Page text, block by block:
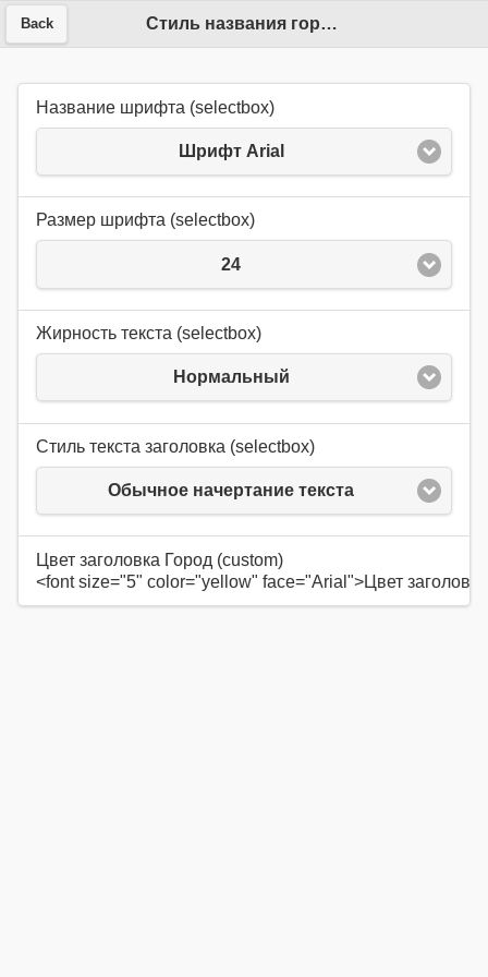
Стиль названия города
Back
Название шрифта (selectbox)
Шрифт Arial
Размер шрифта (selectbox)
24
Жирность текста (selectbox)
Нормальный
Стиль текста заголовка (selectbox)
Обычное начертание текста
Цвет заголовка Город (custom)
<font size="5" color="yellow" face="Arial">Цвет